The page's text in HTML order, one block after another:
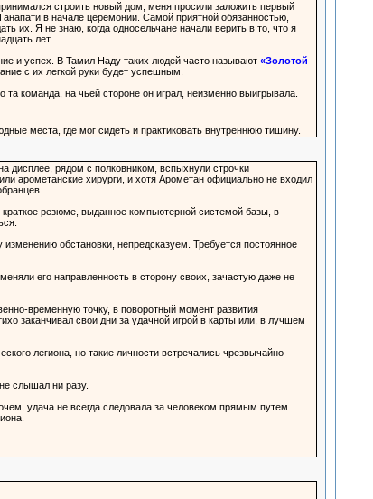
принимался строить новый дом, меня просили заложить первый
в начале церемонии. Самой приятной обязанностью,
их. Я не знаю, когда односельчане начали верить в то, что я
лет.
и успех. В Тамил Наду таких людей часто называют «Золотой
с их легкой руки будет успешным.
команда, на чьей стороне он играл, неизменно выигрывала.
места, где мог сидеть и практиковать внутреннюю тишину.
дисплее, рядом с полковником, вспыхнули строчки
арометанские хирурги, и хотя Арометан официально не входил
резюме, выданное компьютерной системой базы, в
обстановки, непредсказуем. Требуется постоянное
его направленность в сторону своих, зачастую даже не
временную точку, в поворотный момент развития
заканчивал свои дни за удачной игрой в карты или, в лучшем
легиона, но такие личности встречались чрезвычайно
слышал ни разу.
удача не всегда следовала за человеком прямым путем.